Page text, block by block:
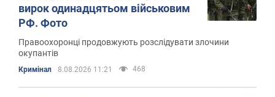
вирок одинадцятьом військовим
РФ. Фото
Правоохоронці продовжують розслідувати злочини
окупантів
Кримінал 8.08.2026 11:21 468